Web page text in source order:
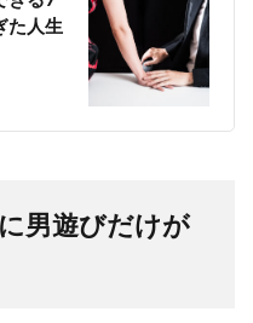
た人生
男遊びだけが